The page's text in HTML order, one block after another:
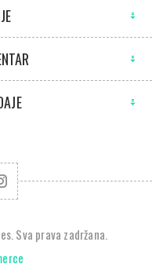
Sva prava zadržana.